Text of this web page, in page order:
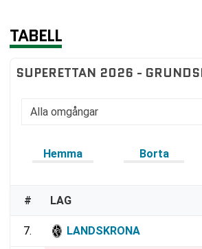
TABELL
SUPERETTAN 2026 -
Hemma Borta
# LAG
7. LANDSKRONA